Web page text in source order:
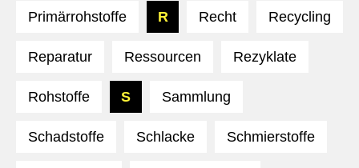
Primärrohstoffe R Recht Recycling
Reparatur Ressourcen Rezyklate
Rohstoffe S Sammlung
Schadstoffe Schlacke Schmierstoffe